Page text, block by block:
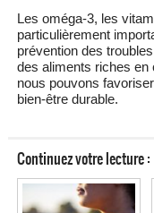
Les oméga-3, les
particulièrement
prévention des
des aliments riches en
nous pouvons
bien-être durable.
Continuez votre lecture :